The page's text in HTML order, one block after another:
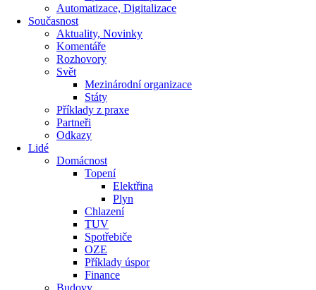
Automatizace, Digitalizace
Současnost
Aktuality, Novinky
Komentáře
Rozhovory
Svět
Mezinárodní organizace
Státy
Příklady z praxe
Partneři
Odkazy
Lidé
Domácnost
Topení
Elektřina
Plyn
Chlazení
TUV
Spotřebiče
OZE
Příklady úspor
Finance
Budovy